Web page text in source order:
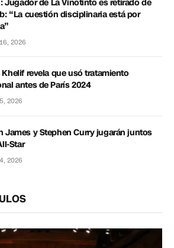
Jugador de La Vinotinto es retirado de
“La cuestión disciplinaria está por
2026
Khelif revela que usó tratamiento
antes de París 2024
2026
James y Stephen Curry jugarán juntos
Star
2026